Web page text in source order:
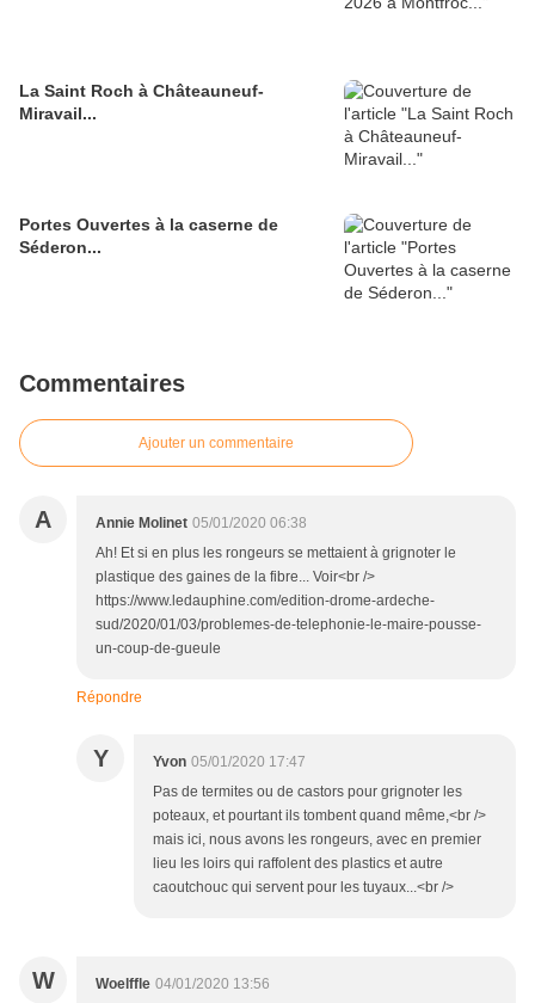
La Saint Roch à Châteauneuf-
Miravail...
Portes Ouvertes à la caserne de
Séderon...
Commentaires
Ajouter un commentaire
A Annie Molinet 05/01/2020 06:38
Ah! Et si en plus les rongeurs se mettaient à grignoter le
plastique des gaines de la fibre... Voir<br />
https://www.ledauphine.com/edition-drome-ardeche-
sud/2020/01/03/problemes-de-telephonie-le-maire-pousse-
un-coup-de-gueule
Répondre
Y Yvon 05/01/2020 17:47
Pas de termites ou de castors pour grignoter les
poteaux, et pourtant ils tombent quand même,<br />
mais ici, nous avons les rongeurs, avec en premier
lieu les loirs qui raffolent des plastics et autre
caoutchouc qui servent pour les tuyaux...<br />
W Woelffle 04/01/2020 13:56